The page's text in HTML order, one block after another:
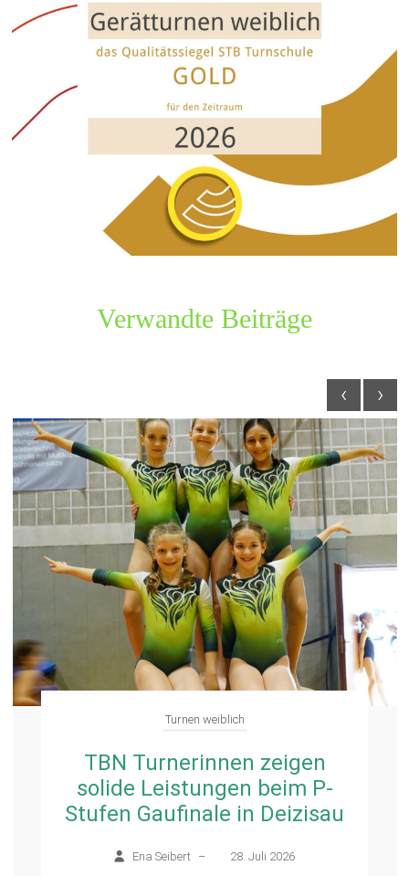
Verwandte Beiträge
Turnen weiblich
TBN-Turnerinnen gewinnen
LK2-Gaufinale Mannschaft in
Deizisau
Ena Seibert – 26. Juli 2026
‹ ›